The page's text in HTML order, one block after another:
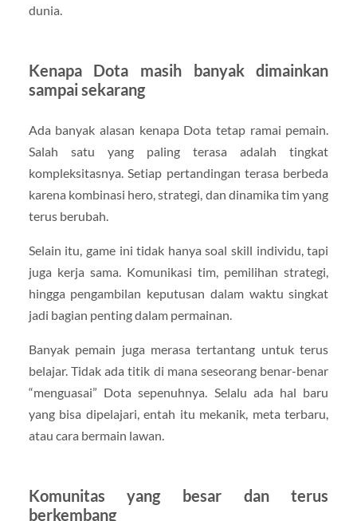
dunia.
Kenapa Dota masih banyak dimainkan
sampai sekarang
Ada banyak alasan kenapa Dota tetap ramai pemain.
Salah satu yang paling terasa adalah tingkat
kompleksitasnya. Setiap pertandingan terasa berbeda
karena kombinasi hero, strategi, dan dinamika tim yang
terus berubah.
Selain itu, game ini tidak hanya soal skill individu, tapi
juga kerja sama. Komunikasi tim, pemilihan strategi,
hingga pengambilan keputusan dalam waktu singkat
jadi bagian penting dalam permainan.
Banyak pemain juga merasa tertantang untuk terus
belajar. Tidak ada titik di mana seseorang benar-benar
“menguasai” Dota sepenuhnya. Selalu ada hal baru
yang bisa dipelajari, entah itu mekanik, meta terbaru,
atau cara bermain lawan.
Komunitas yang besar dan terus
berkembang